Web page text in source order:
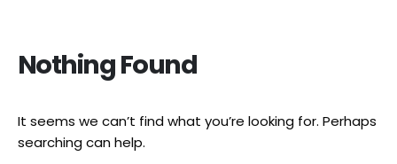
Nothing Found
It seems we can’t find what you’re looking for. Perhaps
searching can help.